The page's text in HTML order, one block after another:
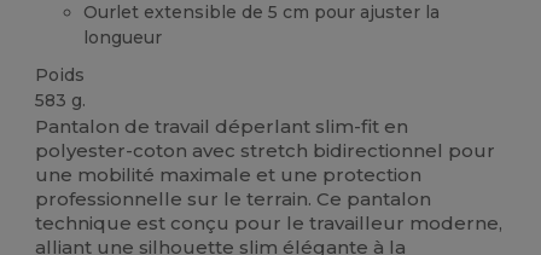
Ourlet extensible de 5 cm pour ajuster la
longueur
Poids
583 g.
Pantalon de travail déperlant slim-fit en
polyester-coton avec stretch bidirectionnel pour
une mobilité maximale et une protection
professionnelle sur le terrain. Ce pantalon
technique est conçu pour le travailleur moderne,
alliant une silhouette slim élégante à la